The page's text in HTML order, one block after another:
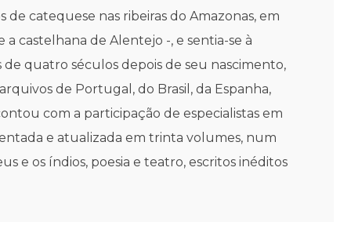
catequese nas ribeiras do Amazonas, em
castelhana de Alentejo -, e sentia-se à
quatro séculos depois de seu nascimento,
de Portugal, do Brasil, da Espanha,
com a participação de especialistas em
e atualizada em trinta volumes, num
e os índios, poesia e teatro, escritos inéditos